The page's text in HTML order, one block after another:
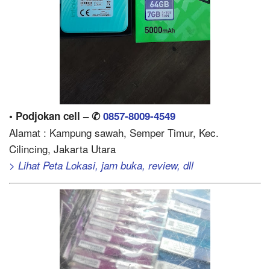
• Podjokan cell – ✆0857-8009-4549
Alamat : Kampung sawah, Semper Timur, Kec.
Cilincing, Jakarta Utara
> Lihat Peta Lokasi, jam buka, review, dll